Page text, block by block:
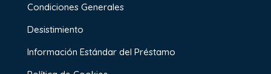
Condiciones Generales
Desistimiento
Información Estándar del Préstamo